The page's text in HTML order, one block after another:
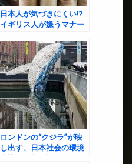
日本人が気づきにくい!?
イギリス人が嫌うマナー
ロンドンの“クジラ”が映
し出す、日本社会の環境